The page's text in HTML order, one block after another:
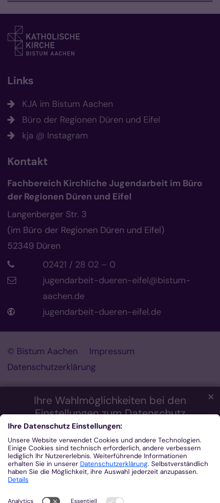
Ihre Wahlmöglichkeiten bei den
Einstellungen zum Datenschutz
Wir möchten Ihnen ein optimales Webseiten-Erlebnis bieten.
Dazu verwenden wir Cookies, die für das Funktionieren unserer
Website notwendig sind. Mit Ihrer Zustimmung verwenden wir
auch Cookies und andere Technologien, die zur Anzeige
externer Inhalte (Videos über Youtube, Audios über
Soundcloud, Karten über MapTiler ...) oder zu anonymen
Statistikzwecken genutzt werden. Sie können selbst
beachten Sie, dass auf Basis Ihrer Einstellungen womöglich
✕
Links
KJA im Bistum Aachen
Büro der Regionen Düren und Eifel
kja @ Instagram
Kontakt
Fachbereich Kirchliche Jugendarbeit im Büro
der Regionen Düren und Eifel
Langenberger Str. 3
(im Büro der Regionen Düren und Eifel)
52349 Düren
02421 / 28 02 – 0
jugendarbeit-dueren-eifel@bistum-
aachen.de
jugendarbeit-dueren-eifel.de
© Bistum Aachen
Impressum
Datenschutzerklärung